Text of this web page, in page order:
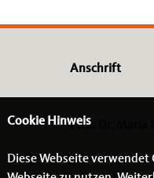
Anschrift
Prof. Dr. Maria
- -
Cookie Hinweis
Diese Webseite